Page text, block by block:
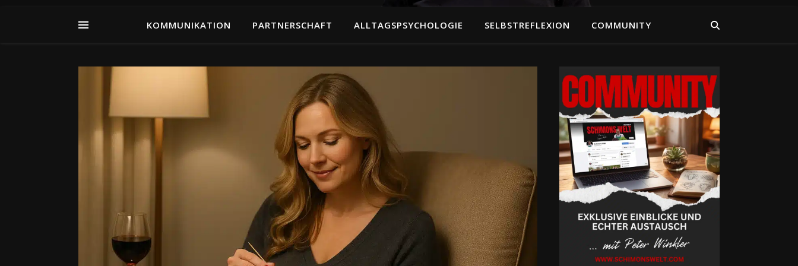
KOMMUNIKATION PARTNERSCHAFT ALLTAGSPSYCHOLOGIE SELBSTREFLEXION COMMUNITY